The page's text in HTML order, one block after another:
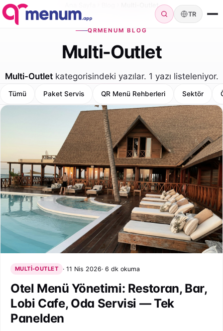
TR
Multi-Outlet
QRMENUM BLOG
Multi-Outlet
Multi-Outletkategorisindeki yazılar. 1 yazı listeleniyor.
Tümü Paket Servis QR Menü Rehberleri Sektör
MULTI-OUTLET 11 Nis 2026 6 dk okuma
Otel Menü Yönetimi: Restoran, Bar,
Lobi Cafe, Oda Servisi — Tek
Panelden